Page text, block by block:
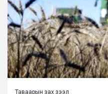
Таваарын зах зээл